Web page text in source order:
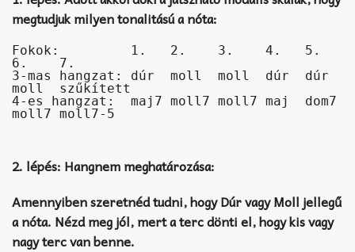
megtudjuk milyen tonalitású a nóta:
Fokok:         1.   2.    3.    4.   5.
6.    7.
3-mas hangzat: dúr  moll  moll  dúr  dúr
moll  szűkített
4-es hangzat:  maj7 moll7 moll7 maj  dom7
2. lépés: Hangnem meghatározása:
Amennyiben szeretnéd tudni, hogy Dúr vagy Moll jellegű
a nóta. Nézd meg jól, mert a terc dönti el, hogy kis vagy
nagy terc van benne.